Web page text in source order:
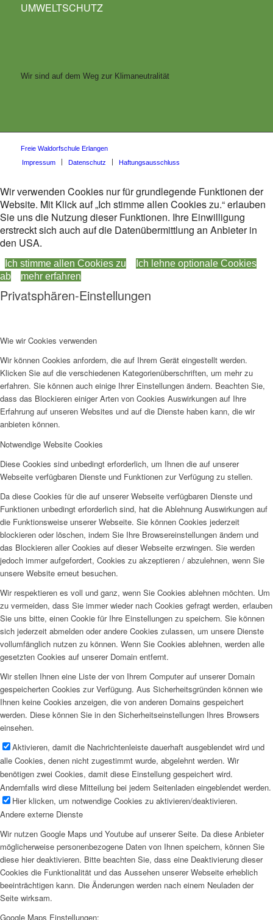
UMWELTSCHUTZ
Wir sind auf dem Weg zur Klimaneutralität
Freie Waldorfschule Erlangen
Impressum
Datenschutz Haftungsausschluss
Wir verwenden Cookies nur für grundlegende Funktionen der
Website. Mit Klick auf „Ich stimme allen Cookies zu.“ erlauben
Sie uns die Nutzung dieser Funktionen. Ihre Einwilligung
erstreckt sich auch auf die Datenübermittlung an Anbieter in
den USA.
Ich stimme allen Cookies zu
Ich lehne optionale Cookies
ab
mehr erfahren
Privatsphären-Einstellungen
Wie wir Cookies verwenden
Wir können Cookies anfordern, die auf Ihrem Gerät eingestellt werden.
Klicken Sie auf die verschiedenen Kategorienüberschriften, um mehr zu
erfahren. Sie können auch einige Ihrer Einstellungen ändern. Beachten Sie,
dass das Blockieren einiger Arten von Cookies Auswirkungen auf Ihre
Erfahrung auf unseren Websites und auf die Dienste haben kann, die wir
anbieten können.
Notwendige Website Cookies
Diese Cookies sind unbedingt erforderlich, um Ihnen die auf unserer
Webseite verfügbaren Dienste und Funktionen zur Verfügung zu stellen.
Da diese Cookies für die auf unserer Webseite verfügbaren Dienste und
Funktionen unbedingt erforderlich sind, hat die Ablehnung Auswirkungen auf
die Funktionsweise unserer Webseite. Sie können Cookies jederzeit
blockieren oder löschen, indem Sie Ihre Browsereinstellungen ändern und
das Blockieren aller Cookies auf dieser Webseite erzwingen. Sie werden
jedoch immer aufgefordert, Cookies zu akzeptieren / abzulehnen, wenn Sie
unsere Website erneut besuchen.
Wir respektieren es voll und ganz, wenn Sie Cookies ablehnen möchten. Um
zu vermeiden, dass Sie immer wieder nach Cookies gefragt werden, erlauben
Sie uns bitte, einen Cookie für Ihre Einstellungen zu speichern. Sie können
sich jederzeit abmelden oder andere Cookies zulassen, um unsere Dienste
vollumfänglich nutzen zu können. Wenn Sie Cookies ablehnen, werden alle
gesetzten Cookies auf unserer Domain entfernt.
Wir stellen Ihnen eine Liste der von Ihrem Computer auf unserer Domain
gespeicherten Cookies zur Verfügung. Aus Sicherheitsgründen können wie
Ihnen keine Cookies anzeigen, die von anderen Domains gespeichert
werden. Diese können Sie in den Sicherheitseinstellungen Ihres Browsers
einsehen.
Aktivieren, damit die Nachrichtenleiste dauerhaft ausgeblendet wird und
alle Cookies, denen nicht zugestimmt wurde, abgelehnt werden. Wir
benötigen zwei Cookies, damit diese Einstellung gespeichert wird.
Andernfalls wird diese Mitteilung bei jedem Seitenladen eingeblendet werden.
Hier klicken, um notwendige Cookies zu aktivieren/deaktivieren.
Andere externe Dienste
Wir nutzen Google Maps und Youtube auf unserer Seite. Da diese Anbieter
möglicherweise personenbezogene Daten von Ihnen speichern, können Sie
diese hier deaktivieren. Bitte beachten Sie, dass eine Deaktivierung dieser
Cookies die Funktionalität und das Aussehen unserer Webseite erheblich
beeinträchtigen kann. Die Änderungen werden nach einem Neuladen der
Seite wirksam.
Google Maps Einstellungen: